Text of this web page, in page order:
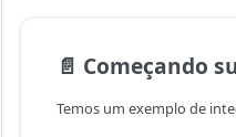
📄️ Começando sua